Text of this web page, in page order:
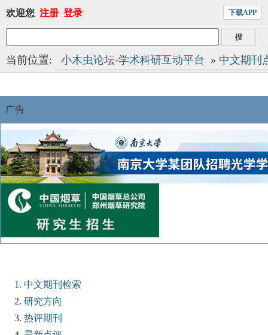
欢迎您 注册 登录 下载APP
当前位置: 小木虫论坛-学术科研互动平台 » 中文期刊
广告
中文期刊检索
研究方向
热评期刊